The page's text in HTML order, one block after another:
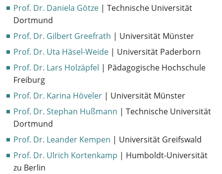
Prof. Dr. Daniela Götze | Technische Universität
Dortmund
Prof. Dr. Gilbert Greefrath | Universität Münster
Prof. Dr. Uta Häsel-Weide | Universität Paderborn
Prof. Dr. Lars Holzäpfel | Pädagogische Hochschule
Freiburg
Prof. Dr. Karina Höveler | Universität Münster
Prof. Dr. Stephan Hußmann | Technische Universität
Dortmund
Prof. Dr. Leander Kempen | Universität Greifswald
Prof. Dr. Ulrich Kortenkamp | Humboldt-Universität
zu Berlin